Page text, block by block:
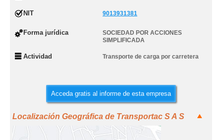
NIT 9013931381
Forma jurídica
SOCIEDAD POR ACCIONES
SIMPLIFICADA
Actividad Transporte de carga por carretera
Acceda gratis al informe de esta empresa
Localización Geográfica de Transportac S A S